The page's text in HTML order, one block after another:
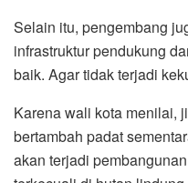
Selain itu, pengembang
infrastruktur pendukung
baik. Agar tidak terjadi
Karena wali kota menilai,
bertambah padat
akan terjadi